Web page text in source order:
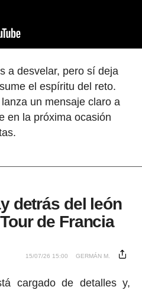
a desvelar, pero sí deja
el espíritu del reto.
un mensaje claro a
en la próxima ocasión
detrás del león
de Francia
15/07/26 15:00 GERMÁN M.
cargado de detalles y,